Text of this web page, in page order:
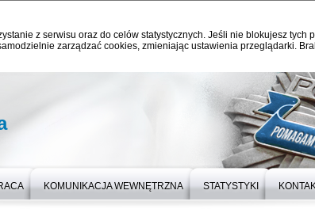
z serwisu oraz do celów statystycznych. Jeśli nie blokujesz tych
zarządzać cookies, zmieniając ustawienia przeglądarki.
KOMUNIKACJA WEWNĘTRZNA STATYSTYKI